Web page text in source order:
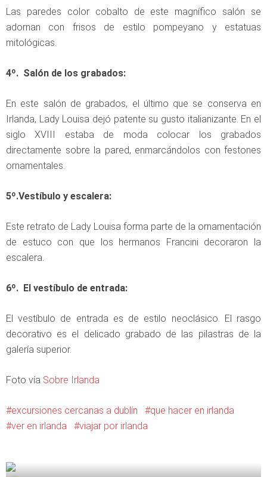
Las paredes color cobalto de este magnífico salón se
adornan con frisos de estilo pompeyano y estatuas
mitológicas.
4º. Salón de los grabados:
En este salón de grabados, el último que se conserva en
Irlanda, Lady Louisa dejó patente su gusto italianizante. En el
siglo XVIII estaba de moda colocar los grabados
directamente sobre la pared, enmarcándolos con festones
ornamentales.
5º.Vestíbulo y escalera:
Este retrato de Lady Louisa forma parte de la ornamentación
de estuco con que los hermanos Francini decoraron la
escalera.
6º. El vestíbulo de entrada:
El vestíbulo de entrada es de estilo neoclásico. El rasgo
decorativo es el delicado grabado de las pilastras de la
galería superior.
Foto vía Sobre Irlanda
excursiones cercanas a dublín
que hacer en irlanda
ver en irlanda
viajar por irlanda